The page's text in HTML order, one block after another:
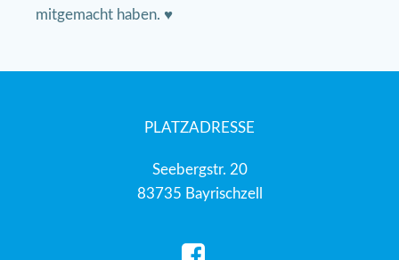
mitgemacht haben. ♥
PLATZADRESSE
Seebergstr. 20
83735 Bayrischzell